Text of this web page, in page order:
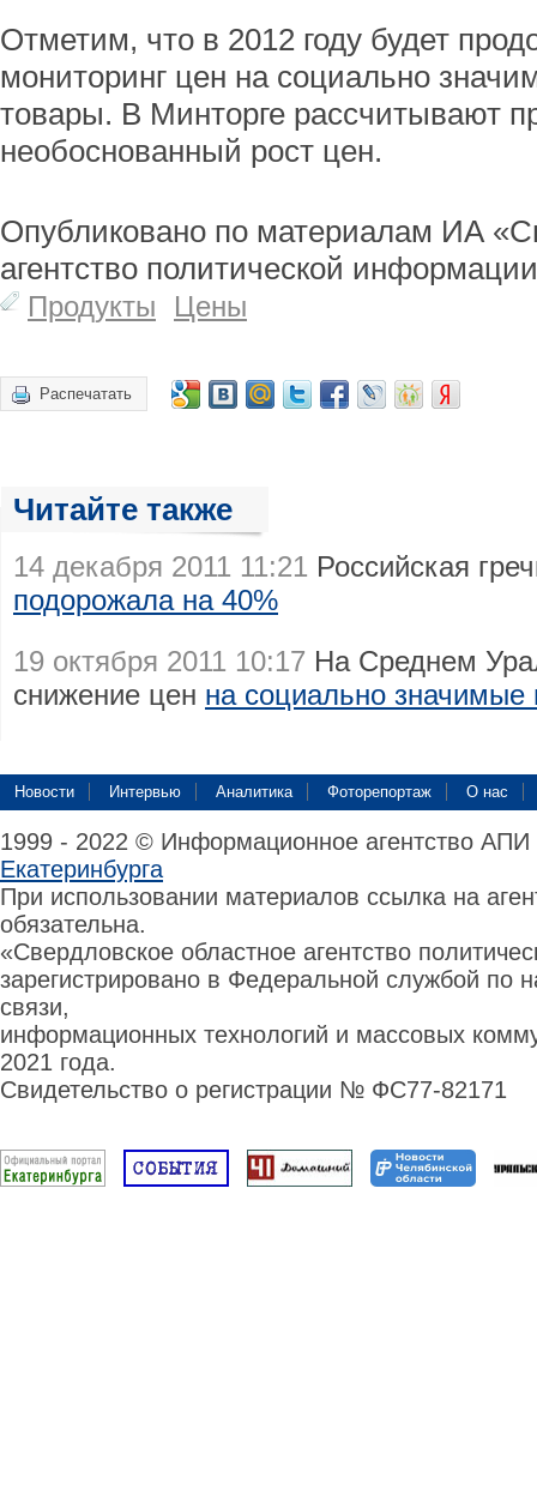
Отметим, что в 2012 году будет
мониторинг цен на социально
товары. В Минторге рассчитывают
необоснованный рост цен.
Опубликовано по материалам ИА
агентство политической
Продукты Цены
Распечатать
Читайте также
14 декабря 2011 11:21 Российская
подорожала на 40%
19 октября 2011 10:17 На Среднем
снижение цен на социально значимые
Новости Интервью Аналитика Фоторепортаж О нас
1999 - 2022 © Информационное агентство
Екатеринбурга
При использовании материалов ссылка на
обязательна.
«Свердловское областное агентство
зарегистрировано в Федеральной службой по
связи,
информационных технологий и массовых
2021 года.
Свидетельство о регистрации № ФС77-82171